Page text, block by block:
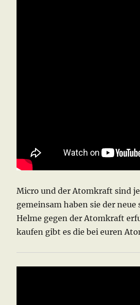
Micro und der Atomkraft sind
gemeinsam haben sie der neue
Helme gegen der Atomkraft
kaufen gibt es die bei euren